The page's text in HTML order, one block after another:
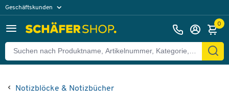
Geschäftskunden
0
Notizblöcke & Notizbücher